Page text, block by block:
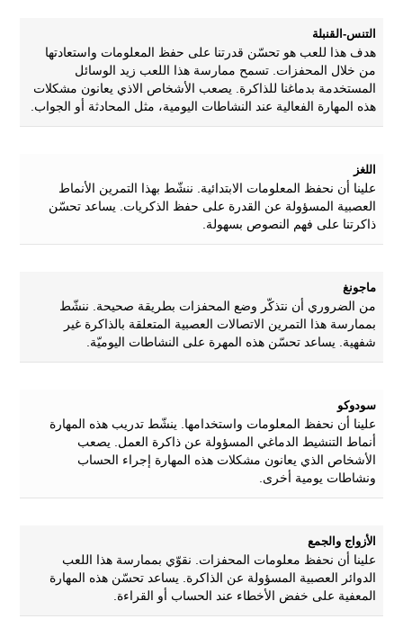
التنس-القنبلة
هدف هذا للعب هو تحسّن قدرتنا على حفظ المعلومات واستعادتها
من خلال المحفزات. تسمح ممارسة هذا اللعب زيد الوسائل
المستخدمة بدماغنا للذاكرة. يصعب الأشخاص الاذي يعانون مشكلات
هذه المهارة الفعالية عند النشاطات اليومية، مثل المحادثة أو الجواب.
اللغز
علينا أن نحفظ المعلومات الابتدائية. ننشّط بهذا التمرين الأنماط
العصبية المسؤولة عن القدرة على حفظ الذكريات. يساعد تحسّن
ذاكرتنا على فهم النصوص بسهولة.
ماجونغ
من الضروري أن نتذكّر وضع المحفزات بطريقة صحيحة. ننشّط
بممارسة هذا التمرين الاتصالات العصبية المتعلقة بالذاكرة غير
شفهية. يساعد تحسّن هذه المهرة على النشاطات اليوميّة.
سودوكو
علينا أن نحفظ المعلومات واستخدامها. ينشّط تدريب هذه المهارة
أنماط التنشيط الدماغي المسؤولة عن ذاكرة العمل. يصعب
الأشخاص الذي يعانون مشكلات هذه المهارة إجراء الحساب
ونشاطات يومية أخرى.
الأزواج والجمع
علينا أن نحفظ معلومات المحفزات. نقوّي بممارسة هذا اللعب
الدوائر العصبية المسؤولة عن الذاكرة. يساعد تحسّن هذه المهارة
المعفية على خفض الأخطاء عند الحساب أو القراءة.